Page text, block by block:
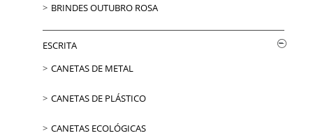
BRINDES OUTUBRO ROSA
ESCRITA
CANETAS DE METAL
CANETAS DE PLÁSTICO
CANETAS ECOLÓGICAS